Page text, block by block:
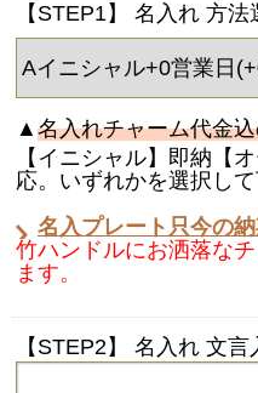
【STEP1】 名入れ 方法
▲ 名入れチャーム代金
【イニシャル】即納【
応。いずれかを選択し
名入プレート只今の
竹ハンドルにお洒落な
ます。
【STEP2】 名入れ 文言